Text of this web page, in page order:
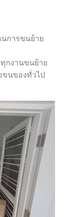
นการขนย้าย
กงานขนย้าย
ขนของทั่วไป